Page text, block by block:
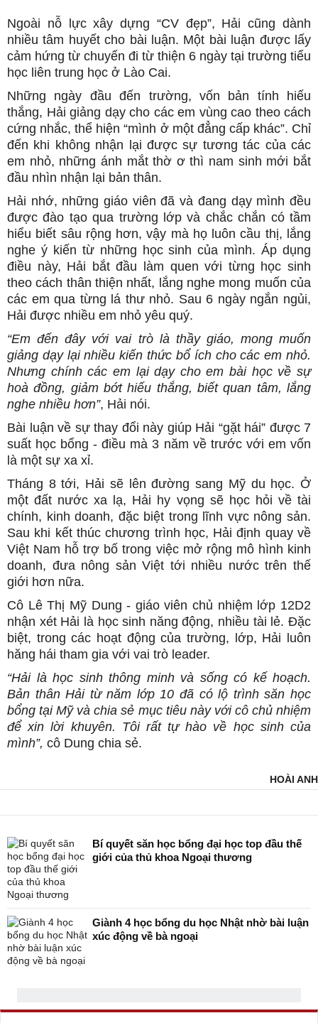
Ngoài nỗ lực xây dựng “CV đẹp”, Hải cũng dành
nhiều tâm huyết cho bài luận. Một bài luận được lấy
cảm hứng từ chuyến đi từ thiện 6 ngày tại trường tiểu
học liên trung học ở Lào Cai.
Những ngày đầu đến trường, vốn bản tính hiếu
thắng, Hải giảng dạy cho các em vùng cao theo cách
cứng nhắc, thể hiện “mình ở một đẳng cấp khác”. Chỉ
đến khi không nhận lại được sự tương tác của các
em nhỏ, những ánh mắt thờ ơ thì nam sinh mới bắt
đầu nhìn nhận lại bản thân.
Hải nhớ, những giáo viên đã và đang dạy mình đều
được đào tạo qua trường lớp và chắc chắn có tầm
hiểu biết sâu rộng hơn, vậy mà họ luôn cầu thị, lắng
nghe ý kiến từ những học sinh của mình. Áp dụng
điều này, Hải bắt đầu làm quen với từng học sinh
theo cách thân thiện nhất, lắng nghe mong muốn của
các em qua từng lá thư nhỏ. Sau 6 ngày ngắn ngủi,
Hải được nhiều em nhỏ yêu quý.
“Em đến đây với vai trò là thầy giáo, mong muốn
giảng dạy lại nhiều kiến thức bổ ích cho các em nhỏ.
Nhưng chính các em lại dạy cho em bài học về sự
hoà đồng, giảm bớt hiếu thắng, biết quan tâm, lắng
nghe nhiều hơn”, Hải nói.
Bài luận về sự thay đổi này giúp Hải “gặt hái” được 7
suất học bổng - điều mà 3 năm về trước với em vốn
là một sự xa xỉ.
Tháng 8 tới, Hải sẽ lên đường sang Mỹ du học. Ở
một đất nước xa lạ, Hải hy vọng sẽ học hỏi về tài
chính, kinh doanh, đặc biệt trong lĩnh vực nông sản.
Sau khi kết thúc chương trình học, Hải định quay về
Việt Nam hỗ trợ bố trong việc mở rộng mô hình kinh
doanh, đưa nông sản Việt tới nhiều nước trên thế
giới hơn nữa.
Cô Lê Thị Mỹ Dung - giáo viên chủ nhiệm lớp 12D2
nhận xét Hải là học sinh năng động, nhiều tài lẻ. Đặc
biệt, trong các hoạt động của trường, lớp, Hải luôn
hăng hái tham gia với vai trò leader.
“Hải là học sinh thông minh và sống có kế hoạch.
Bản thân Hải từ năm lớp 10 đã có lộ trình săn học
bổng tại Mỹ và chia sẻ mục tiêu này với cô chủ nhiệm
để xin lời khuyên. Tôi rất tự hào về học sinh của
mình”, cô Dung chia sẻ.
HOÀI ANH
Bí quyết săn học bổng đại học top đầu thế
giới của thủ khoa Ngoại thương
Giành 4 học bổng du học Nhật nhờ bài luận
xúc động về bà ngoại